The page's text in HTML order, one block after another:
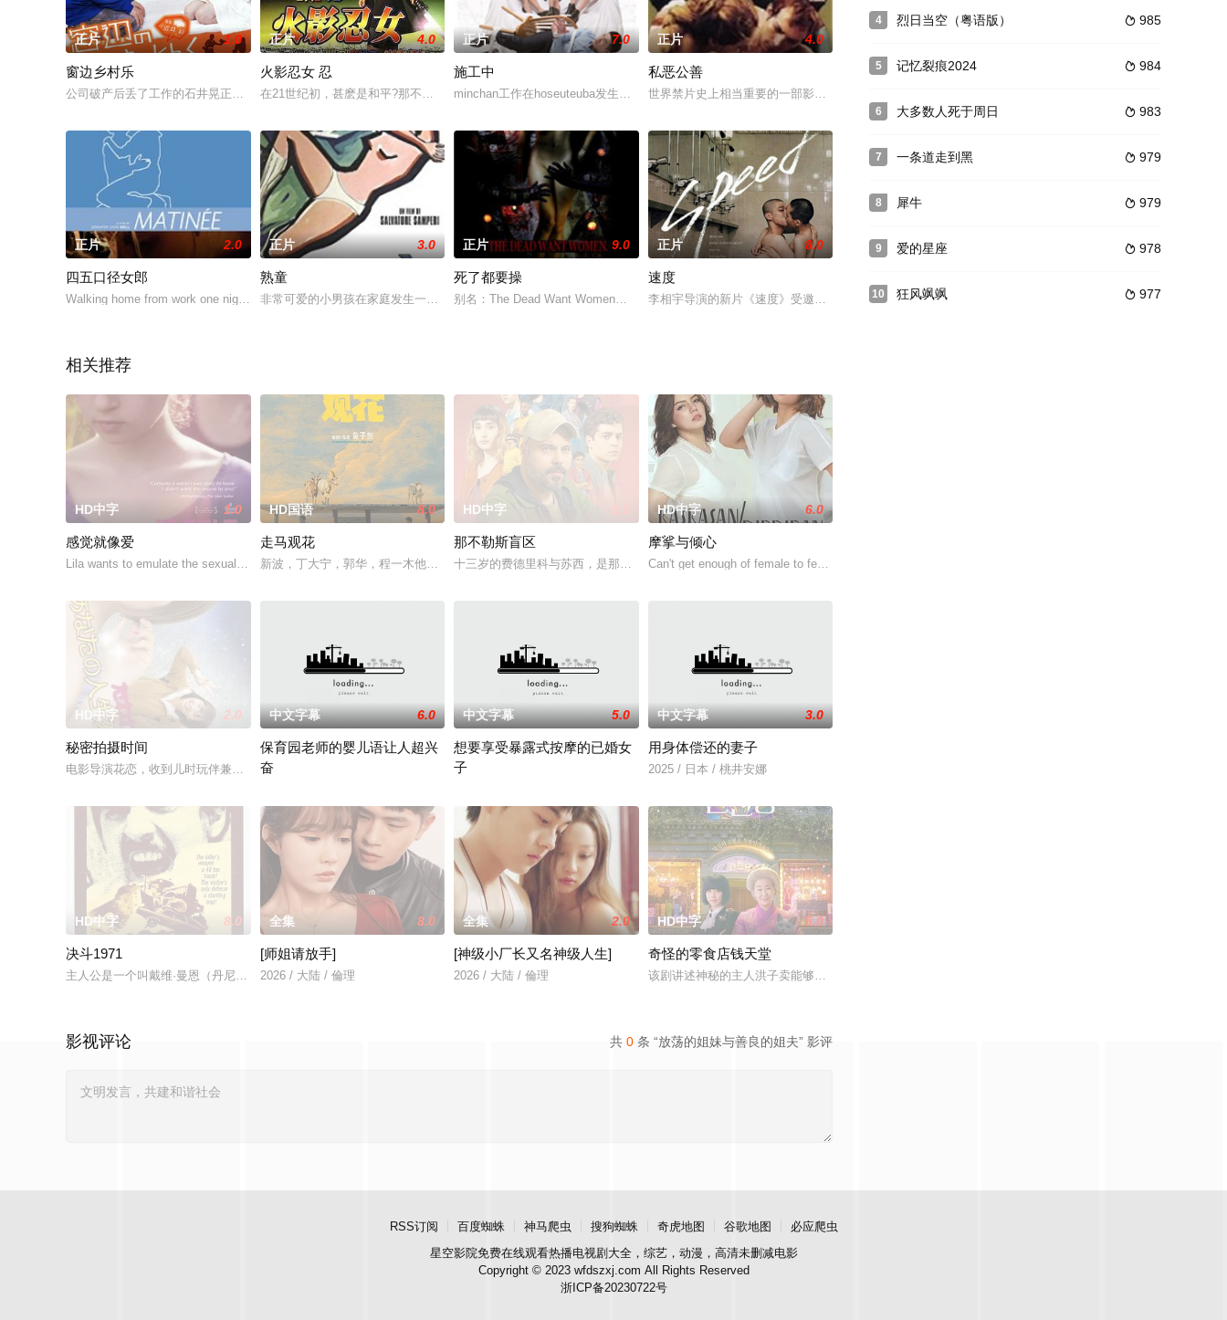
正片 1.0
窗边乡村乐
公司破产后丢了工作的石井晃正在失意之中，这时候，大学时代电影研究社的学长村崎跑来找他
正片 4.0
火影忍女 忍
在21世纪初，甚麽是和平?那不过是战争期间的休息而已。自从第二次世界大战後的60年间
正片 7.0
施工中
minchan工作在hoseuteuba发生就像他们知道事实和大亨和朋友3年庆俊，b
正片 4.0
私恶公善
世界禁片史上相当重要的一部影片，本片取材自1889年震惊欧洲的梅耶林事件（Mayer
正片 2.0
四五口径女郎
Walking home from work one night, Thana, a
正片 3.0
熟童
非常可爱的小男孩在家庭发生一些童趣而且搞笑的事情，也是很多互联网粉丝在寻觅的一部片子
正片 9.0
死了都要操
别名：The Dead Want Women，开始的时尚大厦在1920年的咆哮，一个
正片 8.0
速度
李相宇导演的新片《速度》受邀参加第16届全州国际电影节韩国新片展映单元。该片讲述的是
相关推荐
HD中字 1.0
感觉就像爱
Lila wants to emulate the sexual exploits
HD国语 8.0
走马观花
新波，丁大宁，郭华，程一木他们毕业于同一所大学。他们和很多年轻人一样，自以为是，敏感
HD中字
那不勒斯盲区
十三岁的费德里科与苏西，是那不勒斯两大死敌大佬的后代。突然间生活变成了一场绝望的狂飙
HD中字 6.0
摩挲与倾心
Can't get enough of female to female actio
HD中字 2.0
秘密拍摄时间
电影导演花恋，收到儿时玩伴兼名导须藤的墨西哥拍片邀约。她惊喜之余却感到不安，态度犹豫
中文字幕 6.0
保育园老师的婴儿语让人超兴
奋
中文字幕 5.0
想要享受暴露式按摩的已婚女
子
中文字幕 3.0
用身体偿还的妻子
2025 / 日本 / 桃井安娜
HD中字 8.0
决斗1971
主人公是一个叫戴维·曼恩（丹尼斯·韦弗 Dennis Weaver 饰）的中年男人，
全集 8.0
[师姐请放手]
2026 / 大陆 / 倫理
全集 2.0
[神级小厂长又名神级人生]
2026 / 大陆 / 倫理
HD中字 5.0
奇怪的零食店钱天堂
该剧讲述神秘的主人洪子卖能够实现人们愿望的神秘零食，以及人们来到那里展开一段魔法般的
共 0 条 “放荡的姐妹与善良的姐夫” 影评
影视评论
4  985
烈日当空（粤语版）
5  984
记忆裂痕2024
6  983
大多数人死于周日
7  979
一条道走到黑
8  979
犀牛
9  978
爱的星座
10  977
狂风飒飒
RSS订阅 百度蜘蛛 神马爬虫 搜狗蜘蛛 奇虎地图 谷歌地图
必应爬虫
星空影院免费在线观看热播电视剧大全，综艺，动漫，高清未删减电影
Copyright © 2023 wfdszxj.com All Rights Reserved
浙ICP备20230722号